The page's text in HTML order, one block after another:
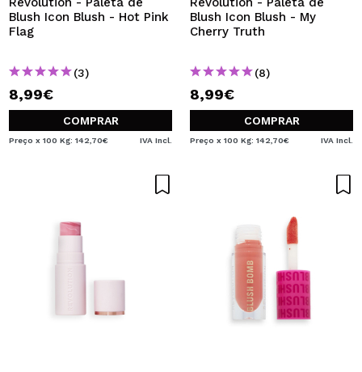
Blush Icon Blush - Hot Pink
Flag
(3)
8,99€
COMPRAR
Preço x 100 Kg: 142,70€ IVA Incl.
Blush Icon Blush - My
Cherry Truth
(8)
8,99€
COMPRAR
Preço x 100 Kg: 142,70€ IVA Incl.